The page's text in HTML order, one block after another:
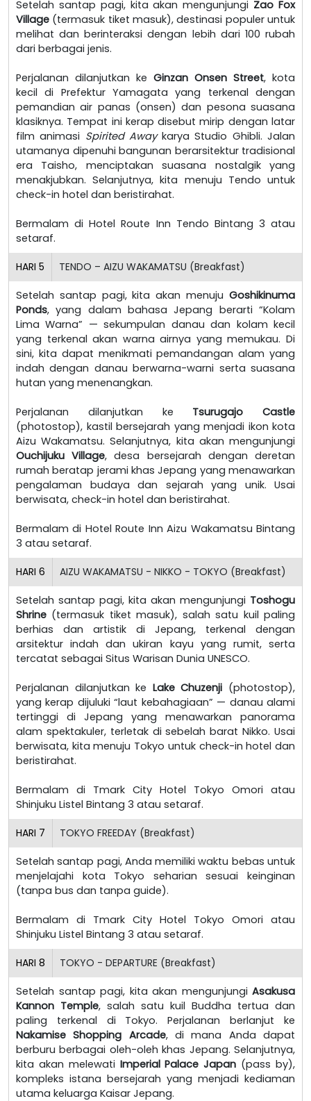
Setelah santap pagi, kita akan mengunjungi Zao Fox
Village (termasuk tiket masuk), destinasi populer untuk
melihat dan berinteraksi dengan lebih dari 100 rubah
dari berbagai jenis.
Perjalanan dilanjutkan ke Ginzan Onsen Street, kota
kecil di Prefektur Yamagata yang terkenal dengan
pemandian air panas (onsen) dan pesona suasana
klasiknya. Tempat ini kerap disebut mirip dengan latar
film animasi Spirited Awaykarya Studio Ghibli. Jalan
utamanya dipenuhi bangunan berarsitektur tradisional
era Taisho, menciptakan suasana nostalgik yang
menakjubkan. Selanjutnya, kita menuju Tendo untuk
check-in hotel dan beristirahat.
Bermalam di Hotel Route Inn Tendo Bintang 3 atau
setaraf.
HARI 5 TENDO – AIZU WAKAMATSU (Breakfast)
Setelah santap pagi, kita akan menuju Goshikinuma
Ponds, yang dalam bahasa Jepang berarti “Kolam
Lima Warna” — sekumpulan danau dan kolam kecil
yang terkenal akan warna airnya yang memukau. Di
sini, kita dapat menikmati pemandangan alam yang
indah dengan danau berwarna-warni serta suasana
hutan yang menenangkan.
Perjalanan dilanjutkan ke Tsurugajo Castle
(photostop), kastil bersejarah yang menjadi ikon kota
Aizu Wakamatsu. Selanjutnya, kita akan mengunjungi
Ouchijuku Village, desa bersejarah dengan deretan
rumah beratap jerami khas Jepang yang menawarkan
pengalaman budaya dan sejarah yang unik. Usai
berwisata, check-in hotel dan beristirahat.
Bermalam di Hotel Route Inn Aizu Wakamatsu Bintang
3 atau setaraf.
HARI 6 AIZU WAKAMATSU - NIKKO - TOKYO (Breakfast)
Setelah santap pagi, kita akan mengunjungi Toshogu
Shrine (termasuk tiket masuk), salah satu kuil paling
berhias dan artistik di Jepang, terkenal dengan
arsitektur indah dan ukiran kayu yang rumit, serta
tercatat sebagai Situs Warisan Dunia UNESCO.
Perjalanan dilanjutkan ke Lake Chuzenji (photostop),
yang kerap dijuluki “laut kebahagiaan” — danau alami
tertinggi di Jepang yang menawarkan panorama
alam spektakuler, terletak di sebelah barat Nikko. Usai
berwisata, kita menuju Tokyo untuk check-in hotel dan
beristirahat.
Bermalam di Tmark City Hotel Tokyo Omori atau
Shinjuku Listel Bintang 3 atau setaraf.
HARI 7 TOKYO FREEDAY (Breakfast)
Setelah santap pagi, Anda memiliki waktu bebas untuk
menjelajahi kota Tokyo seharian sesuai keinginan
(tanpa bus dan tanpa guide).
Bermalam di Tmark City Hotel Tokyo Omori atau
Shinjuku Listel Bintang 3 atau setaraf.
HARI 8 TOKYO - DEPARTURE (Breakfast)
Setelah santap pagi, kita akan mengunjungi Asakusa
Kannon Temple, salah satu kuil Buddha tertua dan
paling terkenal di Tokyo. Perjalanan berlanjut ke
Nakamise Shopping Arcade, di mana Anda dapat
berburu berbagai oleh-oleh khas Jepang. Selanjutnya,
kita akan melewati Imperial Palace Japan (pass by),
kompleks istana bersejarah yang menjadi kediaman
utama keluarga Kaisar Jepang.